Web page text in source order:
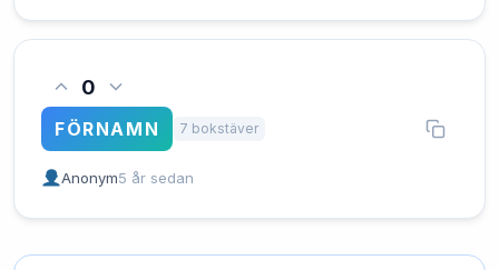
0
FÖRNAMN 7 bokstäver
Anonym5 år sedan